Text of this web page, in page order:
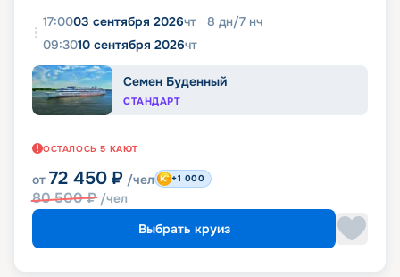
17:0003 сентября 2026чт 8 дн/7 нч
09:3010 сентября 2026чт
Семен Буденный
СТАНДАРТ
ОСТАЛОСЬ 5 КАЮТ
от 72 450 ₽ /чел
80 500₽ /чел
+1 000
Выбрать круиз